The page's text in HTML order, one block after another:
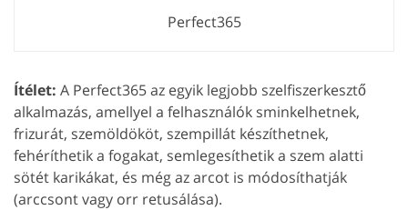
Perfect365
Ítélet: A Perfect365 az egyik legjobb szelfiszerkesztő
alkalmazás, amellyel a felhasználók sminkelhetnek,
frizurát, szemöldököt, szempillát készíthetnek,
fehéríthetik a fogakat, semlegesíthetik a szem alatti
sötét karikákat, és még az arcot is módosíthatják
(arccsont vagy orr retusálása).